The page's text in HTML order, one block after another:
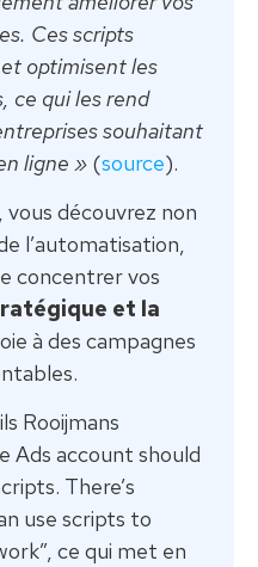
Ces scripts
optimisent les
ce qui les rend
souhaitant
ligne » (source).
découvrez non
l’automatisation,
concentrer vos
et la
à des campagnes
Rooijmans
Ads account should
There’s
use scripts to
ce qui met en